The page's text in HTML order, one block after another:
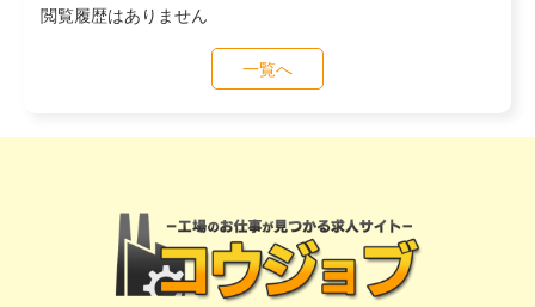
閲覧履歴はありません
一覧へ